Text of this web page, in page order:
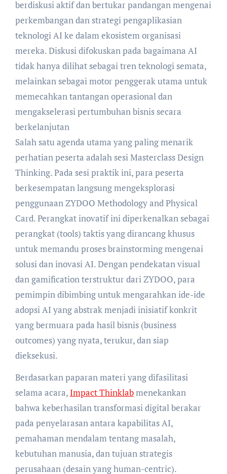
berdiskusi aktif dan bertukar pandangan mengenai
perkembangan dan strategi pengaplikasian
teknologi AI ke dalam ekosistem organisasi
mereka. Diskusi difokuskan pada bagaimana AI
tidak hanya dilihat sebagai tren teknologi semata,
melainkan sebagai motor penggerak utama untuk
memecahkan tantangan operasional dan
mengakselerasi pertumbuhan bisnis secara
berkelanjutan
Salah satu agenda utama yang paling menarik
perhatian peserta adalah sesi Masterclass Design
Thinking. Pada sesi praktik ini, para peserta
berkesempatan langsung mengeksplorasi
penggunaan ZYDOO Methodology and Physical
Card. Perangkat inovatif ini diperkenalkan sebagai
perangkat (tools) taktis yang dirancang khusus
untuk memandu proses brainstorming mengenai
solusi dan inovasi AI. Dengan pendekatan visual
dan gamification terstruktur dari ZYDOO, para
pemimpin dibimbing untuk mengarahkan ide-ide
adopsi AI yang abstrak menjadi inisiatif konkrit
yang bermuara pada hasil bisnis (business
outcomes) yang nyata, terukur, dan siap
dieksekusi.
Berdasarkan paparan materi yang difasilitasi
selama acara, Impact Thinklabmenekankan
bahwa keberhasilan transformasi digital berakar
pada penyelarasan antara kapabilitas AI,
pemahaman mendalam tentang masalah,
kebutuhan manusia, dan tujuan strategis
perusahaan (desain yang human-centric).